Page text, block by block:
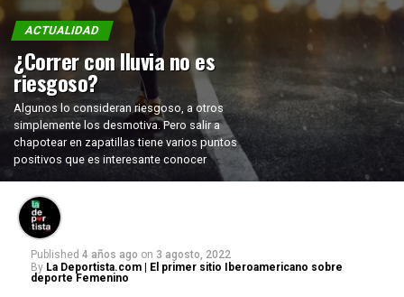
ACTUALIDAD
¿Correr con lluvia no es
riesgoso?
Algunos lo consideran riesgoso, a otros
simplemente los desmotiva. Pero salir a
chapotear en zapatillas tiene varios puntos
positivos que es interesante conocer
Published 4 años ago on 3 agosto, 2022
By La Deportista.com | El primer sitio Iberoamericano sobre
deporte Femenino